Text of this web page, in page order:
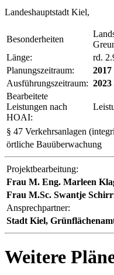
Landeshauptstadt Kiel,
Besonderheiten
Länge:
rd.
Planungszeitraum:
2017
Ausführungszeitraum: 2023
Bearbeitete
Leistungen nach
HOAI:
§ 47 Verkehrsanlagen
örtliche Bauüberwachung
Projektbearbeitung:
Frau M. Eng. Marleen
Frau M.Sc. Swantje
Ansprechpartner:
Stadt Kiel,
Weitere